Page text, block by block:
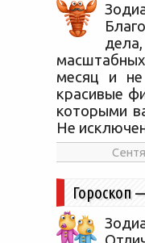
месяц и
красивые
которыми
Не
Гороскоп